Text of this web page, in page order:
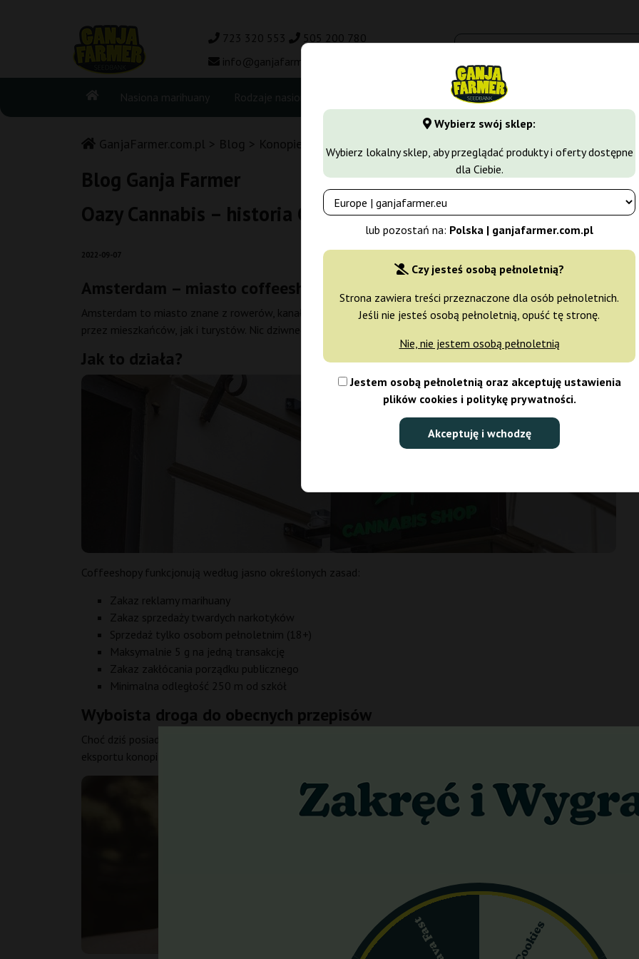
Wybierz swój sklep:
Wybierz lokalny sklep, aby przeglądać produkty i oferty dostępne
dla Ciebie.
lub pozostań na: Polska | ganjafarmer.com.pl
Czy jesteś osobą pełnoletnią?
Strona zawiera treści przeznaczone dla osób pełnoletnich.
Jeśli nie jesteś osobą pełnoletnią, opuść tę stronę.
Nie, nie jestem osobą pełnoletnią
Jestem osobą pełnoletnią oraz akceptuję ustawienia
plików cookies i politykę prywatności.
Akceptuję i wchodzę
723 320 553
505 200 780
info@ganjafarmer.com.pl
Nasiona marihuany Rodzaje nasion Odmiany marihuany
GanjaFarmer.com.pl Blog Konopie w społeczeństwie Oazy Cannabis – historia Coffeeshopów
Blog Ganja Farmer
Oazy Cannabis – historia Coffeeshopów w Amsterdamie
2022-09-07
Amsterdam – miasto coffeeshopów
Amsterdam to miasto znane z rowerów, kanałów i liberalnego podejścia do marihuany. Coffeeshopy, w których
przez mieszkańców, jak i turystów. Nic dziwnego, że miasto stało się jednym z najważniejszych punktów na mapie
Jak to działa?
Coffeeshopy funkcjonują według jasno określonych zasad:
Zakaz reklamy marihuany
Zakaz sprzedaży twardych narkotyków
Sprzedaż tylko osobom pełnoletnim (18+)
Maksymalnie 5 g na jedną transakcję
Zakaz zakłócania porządku publicznego
Minimalna odległość 250 m od szkół
Wyboista droga do obecnych przepisów
Choć dziś posiadanie niewielkich ilości marihuany jest tolerowane przez prawo, Holandia przeszła długą drogę do
eksportu konopi, a w 1953 ich posiadanie i sprzedaż uznano za nielegalne.